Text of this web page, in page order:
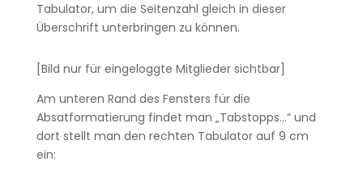
Tabulator, um die Seitenzahl gleich in dieser
Überschrift unterbringen zu können.
[Bild nur für eingeloggte Mitglieder sichtbar]
Am unteren Rand des Fensters für die
Absatformatierung findet man „Tabstopps…“ und
dort stellt man den rechten Tabulator auf 9 cm
ein: